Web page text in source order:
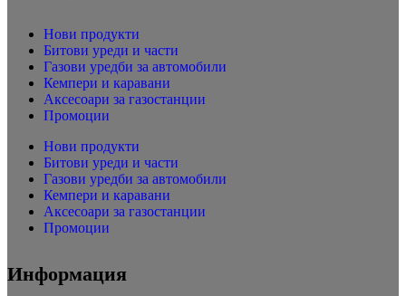
Нови продукти
Битови уреди и части
Газови уредби за автомобили
Кемпери и каравани
Аксесоари за газостанции
Промоции
Нови продукти
Битови уреди и части
Газови уредби за автомобили
Кемпери и каравани
Аксесоари за газостанции
Промоции
Информация